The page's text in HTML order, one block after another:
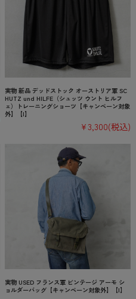
実物 新品 デッドストック オーストリア軍 SC
HUTZ und HILFE（シュッツ ウント ヒルフ
ェ）トレーニングショーツ【キャンペーン対象
外】【I】
¥3,300(税込)
実物 USED フランス軍 ビンテージ アーモ シ
ョルダーバッグ【キャンペーン対象外】【I】